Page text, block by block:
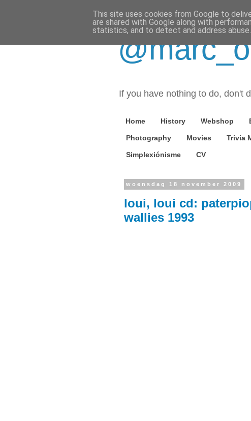
If you have nothing to do, don't
Home History Webshop
Photography Movies Trivia
Simplexiónisme CV
woensdag 18 november 2009
loui, loui cd:
wallies 1993
This site uses cookies from Google to
are shared with Google along with
statistics, and to detect and address abuse.